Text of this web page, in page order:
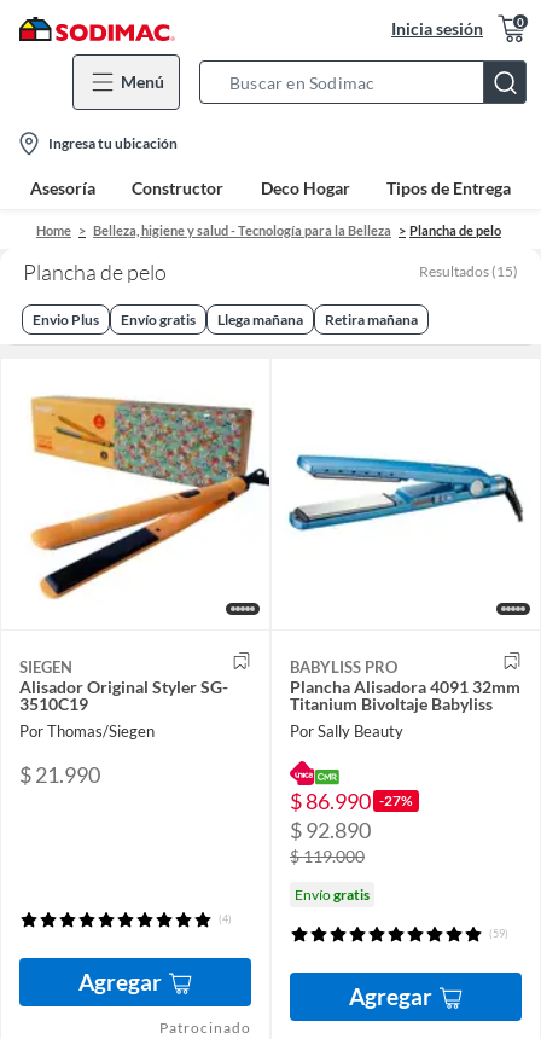
Inicia sesión 0
Menú
Bar
location-
icon
Ingresa tu ubicación
Asesoría Constructor Deco Hogar Tipos de Entrega
Home Belleza, higiene y salud - Tecnología para la Belleza Plancha de pelo
Plancha de pelo Resultados (15)
Envio Plus Envío gratis Llega mañana Retira mañana
SIEGEN
Alisador Original Styler SG-
3510C19
Por Thomas/Siegen
$ 21.990
(4)
Agregar
Patrocinado
BABYLISS PRO
Plancha Alisadora 4091 32mm
Titanium Bivoltaje Babyliss
Por Sally Beauty
$ 86.990 -27%
$ 92.890
$ 119.000
Envíogratis
(59)
Agregar